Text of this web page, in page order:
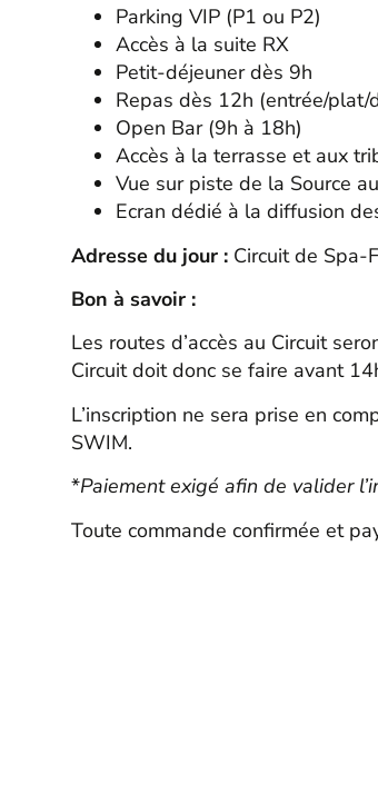
Parking VIP (P1 ou P2)
Accès à la suite RX
Petit-déjeuner dès 9h
Repas dès 12h (entrée/plat/
Open Bar (9h à 18h)
Accès à la terrasse et aux
Vue sur piste de la Source
Ecran dédié à la diffusion
Adresse du jour :Circuit de Spa-
Bon à savoir :
Les routes d’accès au Circuit
Circuit doit donc se faire avant
L’inscription ne sera prise en
SWIM.
*Paiement exigé afin de valider
Toute commande confirmée et